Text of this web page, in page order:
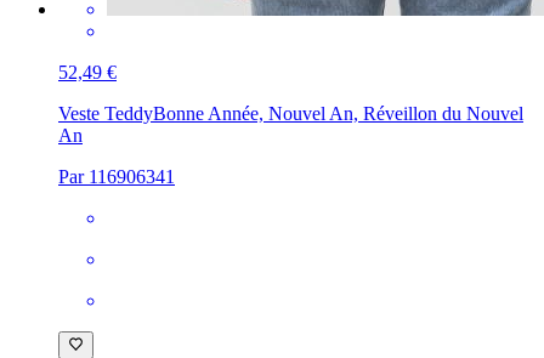
52,49 €
Veste TeddyBonne Année, Nouvel An, Réveillon du Nouvel
An
Par 116906341